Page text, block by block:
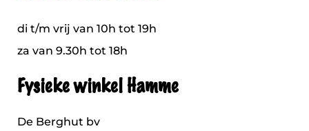
di t/m vrij van 10h tot 19h
za van 9.30h tot 18h
Fysieke winkel Hamme
De Berghut bv